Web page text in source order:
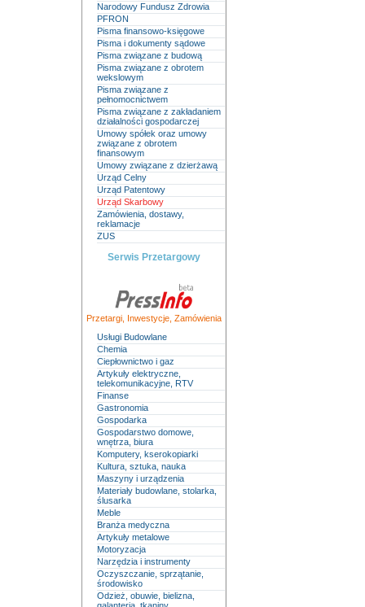
Narodowy Fundusz Zdrowia
PFRON
Pisma finansowo-księgowe
Pisma i dokumenty sądowe
Pisma związane z budową
Pisma związane z obrotem
wekslowym
Pisma związane z
pełnomocnictwem
Pisma związane z zakładaniem
działalności gospodarczej
Umowy spółek oraz umowy
związane z obrotem
finansowym
Umowy związane z dzierżawą
Urząd Celny
Urząd Patentowy
Urząd Skarbowy
Zamówienia, dostawy,
reklamacje
ZUS
Serwis Przetargowy
Przetargi, Inwestycje, Zamówienia
Usługi Budowlane
Chemia
Ciepłownictwo i gaz
Artykuły elektryczne,
telekomunikacyjne, RTV
Finanse
Gastronomia
Gospodarka
Gospodarstwo domowe,
wnętrza, biura
Komputery, kserokopiarki
Kultura, sztuka, nauka
Maszyny i urządzenia
Materiały budowlane, stolarka,
ślusarka
Meble
Branża medyczna
Artykuły metalowe
Motoryzacja
Narzędzia i instrumenty
Oczyszczanie, sprzątanie,
środowisko
Odzież, obuwie, bielizna,